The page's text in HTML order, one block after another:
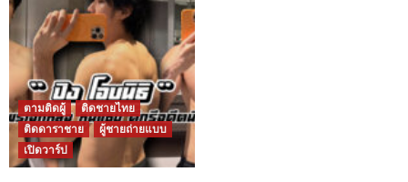
ตามติดผู้
ติดชายไทย
ติดดาราชาย
ผู้ชายถ่ายแบบ
เปิดวาร์ป